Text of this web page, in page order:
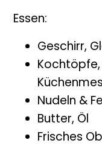
Essen:
Geschirr,
Nudeln &
Butter, Öl
Frisches